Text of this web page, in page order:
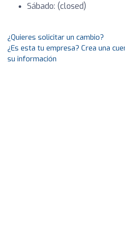
Sábado: (closed)
¿Quieres solicitar un cambio?
¿Es esta tu empresa? Crea una
su información